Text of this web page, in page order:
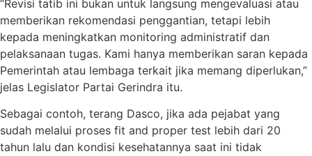
“Revisi tatib ini bukan untuk langsung mengevaluasi atau
memberikan rekomendasi penggantian, tetapi lebih
kepada meningkatkan monitoring administratif dan
pelaksanaan tugas. Kami hanya memberikan saran kepada
Pemerintah atau lembaga terkait jika memang diperlukan,”
jelas Legislator Partai Gerindra itu.
Sebagai contoh, terang Dasco, jika ada pejabat yang
sudah melalui proses fit and proper test lebih dari 20
tahun lalu dan kondisi kesehatannya saat ini tidak